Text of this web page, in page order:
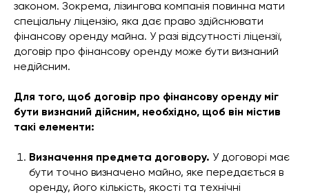
законом. Зокрема, лізингова компанія повинна мати
спеціальну ліцензію, яка дає право здійснювати
фінансову оренду майна. У разі відсутності ліцензії,
договір про фінансову оренду може бути визнаний
недійсним.
Для того, щоб договір про фінансову оренду міг
бути визнаний дійсним, необхідно, щоб він містив
такі елементи:
Визначення предмета договору. У договорі має
бути точно визначено майно, яке передається в
оренду, його кількість, якості та технічні